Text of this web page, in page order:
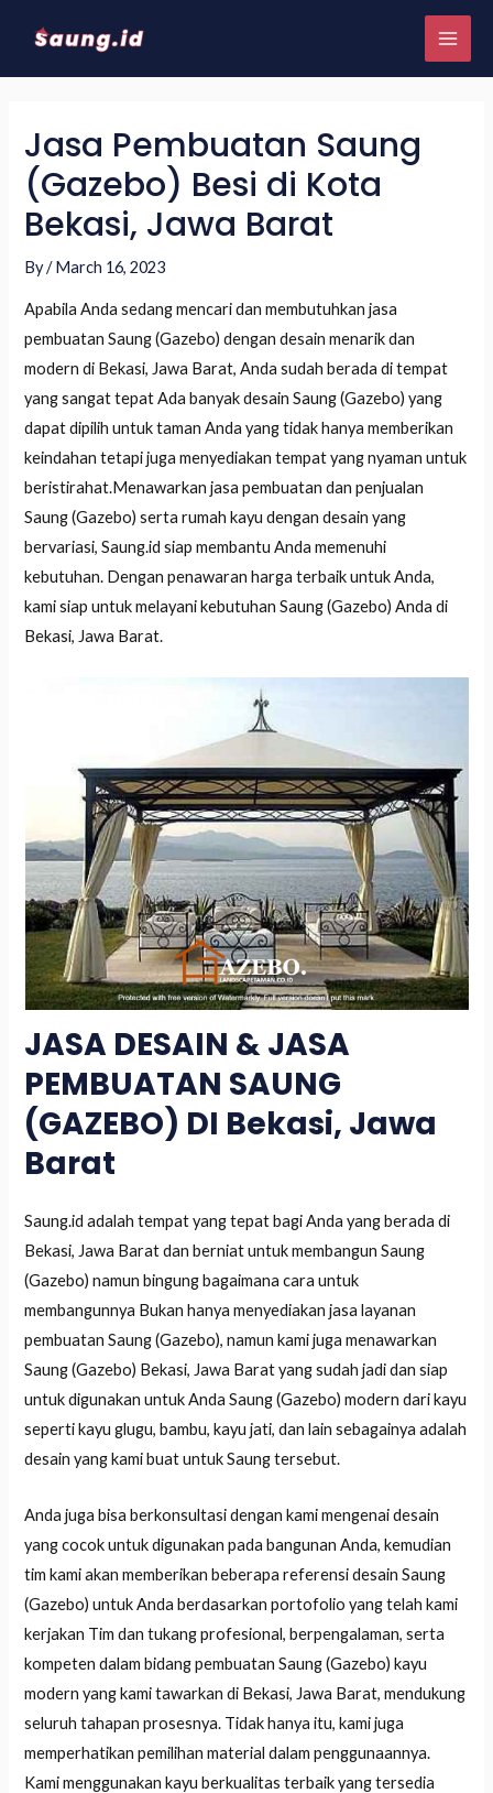
Jasa Pembuatan Saung
(Gazebo) Besi di Kota
Bekasi, Jawa Barat
By/March 16, 2023
Apabila Anda sedang mencari dan membutuhkan jasa
pembuatan Saung (Gazebo) dengan desain menarik dan
modern di Bekasi, Jawa Barat, Anda sudah berada di tempat
yang sangat tepat Ada banyak desain Saung (Gazebo) yang
dapat dipilih untuk taman Anda yang tidak hanya memberikan
keindahan tetapi juga menyediakan tempat yang nyaman untuk
beristirahat.Menawarkan jasa pembuatan dan penjualan
Saung (Gazebo) serta rumah kayu dengan desain yang
bervariasi, Saung.id siap membantu Anda memenuhi
kebutuhan. Dengan penawaran harga terbaik untuk Anda,
kami siap untuk melayani kebutuhan Saung (Gazebo) Anda di
Bekasi, Jawa Barat.
JASA DESAIN & JASA
PEMBUATAN SAUNG
(GAZEBO) DI Bekasi, Jawa
Barat
Saung.id adalah tempat yang tepat bagi Anda yang berada di
Bekasi, Jawa Barat dan berniat untuk membangun Saung
(Gazebo) namun bingung bagaimana cara untuk
membangunnya Bukan hanya menyediakan jasa layanan
pembuatan Saung (Gazebo), namun kami juga menawarkan
Saung (Gazebo) Bekasi, Jawa Barat yang sudah jadi dan siap
untuk digunakan untuk Anda Saung (Gazebo) modern dari kayu
seperti kayu glugu, bambu, kayu jati, dan lain sebagainya adalah
desain yang kami buat untuk Saung tersebut.
Anda juga bisa berkonsultasi dengan kami mengenai desain
yang cocok untuk digunakan pada bangunan Anda, kemudian
tim kami akan memberikan beberapa referensi desain Saung
(Gazebo) untuk Anda berdasarkan portofolio yang telah kami
kerjakan Tim dan tukang profesional, berpengalaman, serta
kompeten dalam bidang pembuatan Saung (Gazebo) kayu
modern yang kami tawarkan di Bekasi, Jawa Barat, mendukung
seluruh tahapan prosesnya. Tidak hanya itu, kami juga
memperhatikan pemilihan material dalam penggunaannya.
Kami menggunakan kayu berkualitas terbaik yang tersedia